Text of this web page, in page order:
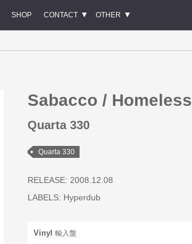
SHOP CONTACT OTHER
Sabacco / Homeless
Quarta 330
Quarta 330
RELEASE: 2008.12.08
LABELS: Hyperdub
Vinyl 輸入盤